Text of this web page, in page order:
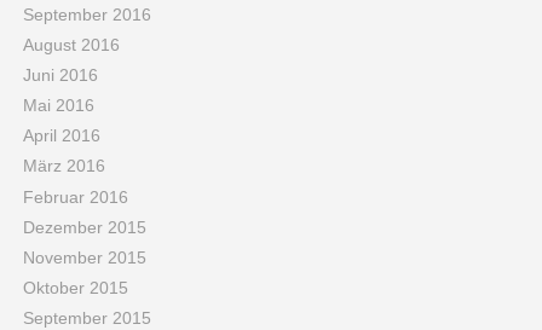
September 2016
August 2016
Juni 2016
Mai 2016
April 2016
März 2016
Februar 2016
Dezember 2015
November 2015
Oktober 2015
September 2015